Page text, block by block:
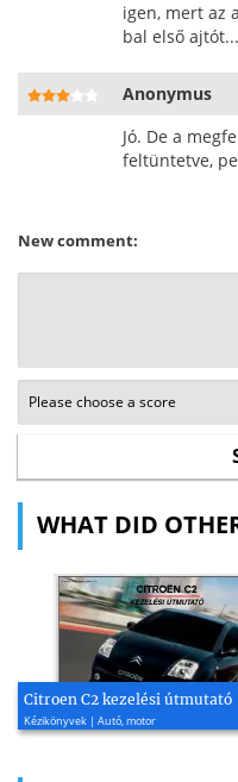
igen, mert az
bal első ajtót...
Anonymus
Jó. De a
feltüntetve,
New comment:
WHAT DID
Citroen C2 kezelési útmutató
Kézikönyvek | Autó, motor